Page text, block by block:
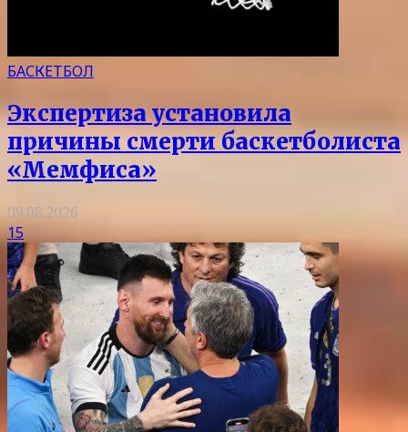
БАСКЕТБОЛ
Экспертиза установила
причины смерти баскетболиста
«Мемфиса»
09.08.2026
15